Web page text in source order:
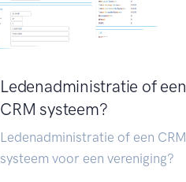
Ledenadministratie of een
CRM systeem?
Ledenadministratie of een CRM
systeem voor een vereniging?